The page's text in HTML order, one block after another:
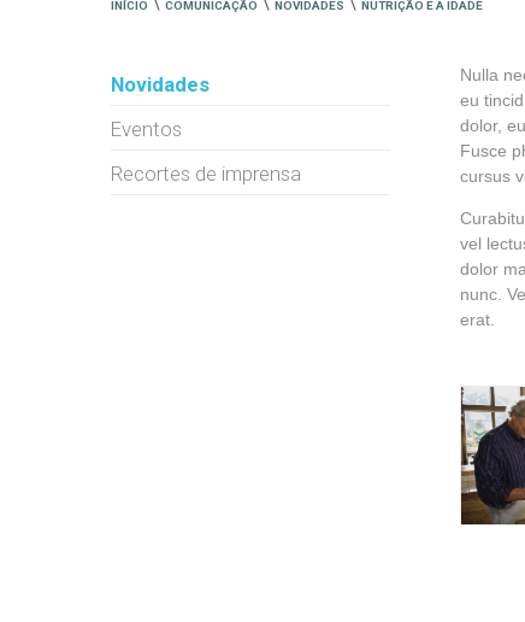
INÍCIO COMUNICAÇÃO NOVIDADES NUTRIÇÃO E A IDADE
Nulla
eu
dolor,
Fusce
cursus
vel
dolor
nunc.
erat.
Novidades
Eventos
Recortes de imprensa